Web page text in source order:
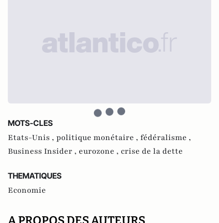
MOTS-CLES
Etats-Unis , politique monétaire , fédéralisme ,
Business Insider , eurozone , crise de la dette
THEMATIQUES
Economie